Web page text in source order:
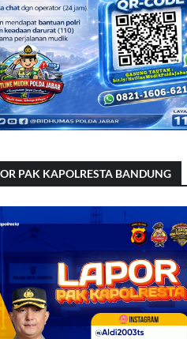
PAK KAPOLRESTA BANDUNG